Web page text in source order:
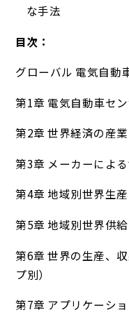
な手法
目次：
グローバル 電気自動
第1章 電気自動車セ
第2章 世界経済の産
第3章 メーカーによ
第4章 地域別世界生産
第5章 地域別世界供
第6章 世界の生産、
プ別）
第7章 アプリケーシ